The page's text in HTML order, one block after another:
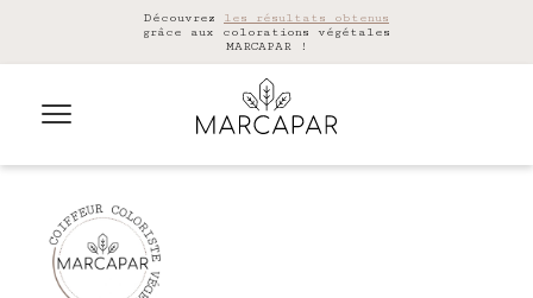
Découvrez les résultats obtenus
grâce aux colorations végétales
MARCAPAR !